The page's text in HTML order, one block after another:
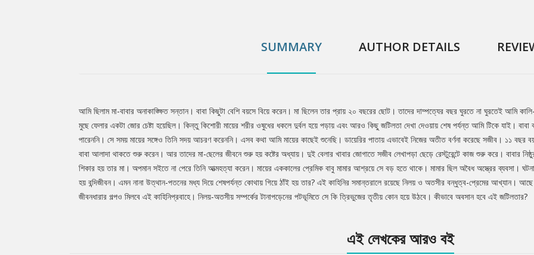
SUMMARY AUTHOR DETAILS
Tab
Article
আমি ছিলাম মা-বাবার অনাকাঙ্ক্ষিত সন্তান। বাবা কিছুটা বেশি বয়সে বিয়ে করেন। মা ছিলেন তার প্রায় ২০ বছরের ছোট। তাদের দাম্পত্যের বছর ঘুরতে না ঘুরতেই আমি
মুছে ফেলার একটা জোর চেষ্টা হয়েছিল। কিন্তু কিশোরী মায়ের শরীর ওষুধের ধকলে দুর্বল হয়ে পড়ায় এবং আরও কিছু জটিলতা দেখা দেওয়ায় শেষ পর্যন্ত আমি টিকে যাই। বাবা
পারেননি। সে সময় মায়ের সঙ্গেও তিনি সদয় আচরণ করেননি। এসব কথা আমি মায়ের কাছেই শুনেছি। ডায়েরির পাতায় এভাবেই নিজের অতীত বর্ণনা করেছে সজীব। ১১ বছর
বাবা আলাদা থাকতে শুরু করেন। আর তাদের মা-ছেলের জীবনে শুরু হয় কষ্টের অধ্যায়। দুই বেলার খাবার জোগাতে সজীব লেখাপড়া ছেড়ে রেস্টুরেন্টে কাজ শুরু করে। বাবার
শিকার হয় তার মা। অপমান সইতে না পেরে তিনি আত্মহত্যা করেন। মায়ের এককালের প্রেমিক বাবু মামার আশ্রয়ে সে বড় হতে থাকে। মামার ছিল অবৈধ অস্ত্রের ব্যবসা।
হয় বন্দিজীবন। এমন নানা উত্থান-পতনের মধ্য দিয়ে শেষপর্যন্ত কোথায় গিয়ে ঠাঁই হয় তার? এই কাহিনির সমান্তরালে রয়েছে নিলয় ও অতসীর বন্ধুত্ব-প্রেমের আখ্যান। আছে
জীবনধারার গল্পও মিলবে এই কাহিনিপ্রবাহে। নিলয়-অতসীয় সম্পর্কের টানাপড়েনের পটভূমিতে সে কি ত্রিভুজের তৃতীয় কোন হয়ে উঠবে। কীভাবে অবসান হবে এই জটিলতার?
এই লেখকের আরও বই